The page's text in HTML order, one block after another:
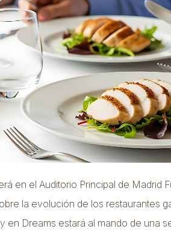
en el Auditorio Principal de Madrid
la evolución de los restaurantes
en Dreams estará al mando de una